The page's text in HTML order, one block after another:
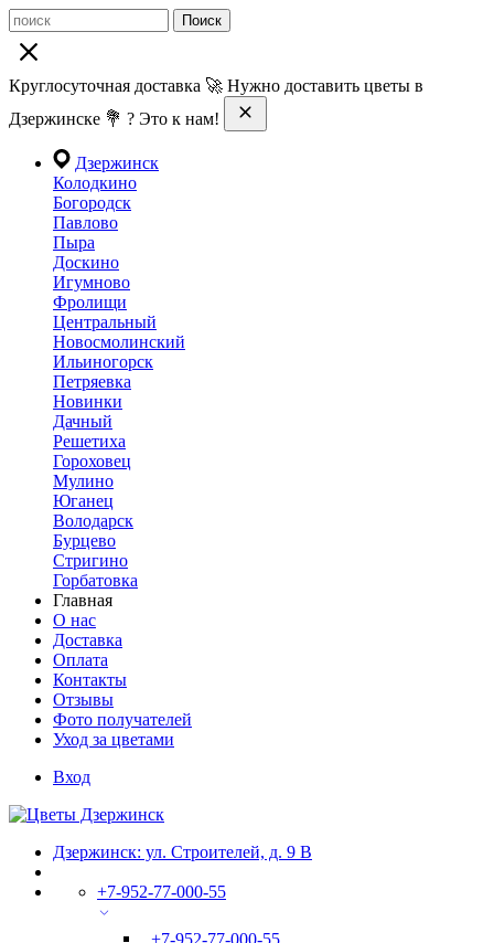
Поиск
Круглосуточная доставка 🚀 Нужно доставить цветы в
Дзержинске 💐 ? Это к нам!
Дзержинск
Колодкино
Богородск
Павлово
Пыра
Доскино
Игумново
Фролищи
Центральный
Новосмолинский
Ильиногорск
Петряевка
Новинки
Дачный
Решетиха
Гороховец
Мулино
Юганец
Володарск
Бурцево
Стригино
Горбатовка
Главная
О нас
Доставка
Оплата
Контакты
Отзывы
Фото получателей
Уход за цветами
Вход
Дзержинск: ул. Строителей, д. 9 В
+7-952-77-000-55